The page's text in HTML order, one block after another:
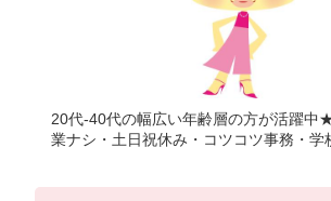
20代-40代の幅広い年齢層の方が活躍中
業ナシ・土日祝休み・コツコツ事務・学